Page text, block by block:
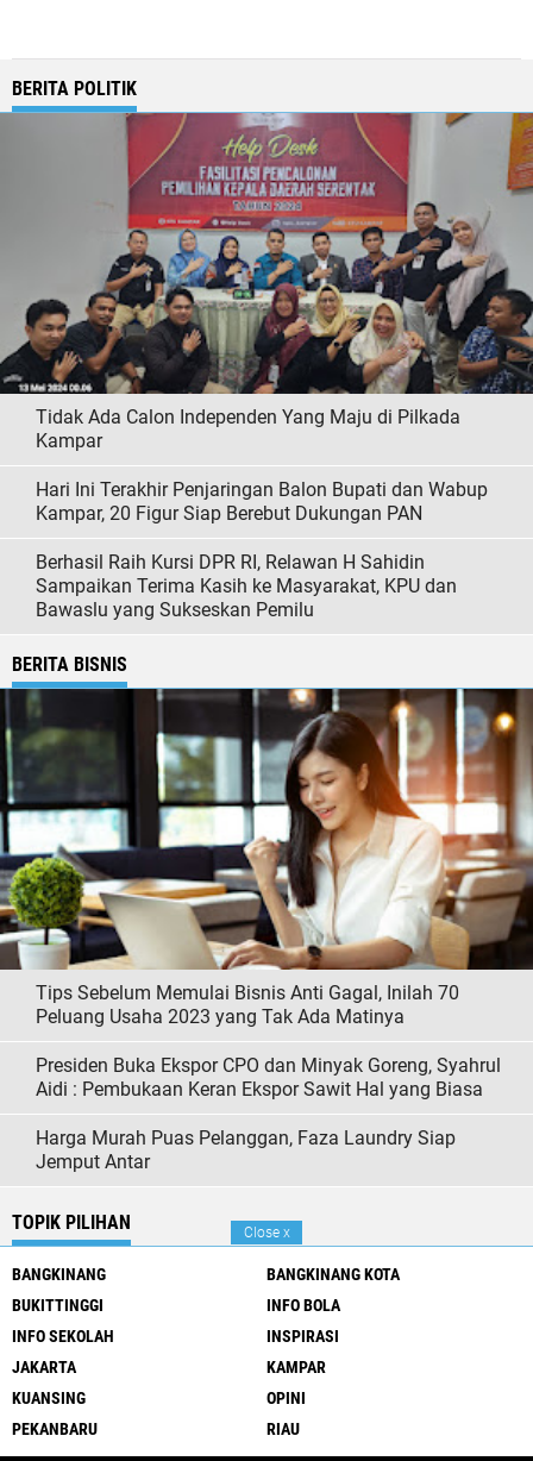
BERITA POLITIK
Tidak Ada Calon Independen Yang Maju di Pilkada
Kampar
Hari Ini Terakhir Penjaringan Balon Bupati dan Wabup
Kampar, 20 Figur Siap Berebut Dukungan PAN
Berhasil Raih Kursi DPR RI, Relawan H Sahidin
Sampaikan Terima Kasih ke Masyarakat, KPU dan
Bawaslu yang Sukseskan Pemilu
BERITA BISNIS
Tips Sebelum Memulai Bisnis Anti Gagal, Inilah 70
Peluang Usaha 2023 yang Tak Ada Matinya
Presiden Buka Ekspor CPO dan Minyak Goreng, Syahrul
Aidi : Pembukaan Keran Ekspor Sawit Hal yang Biasa
Harga Murah Puas Pelanggan, Faza Laundry Siap
Jemput Antar
TOPIK PILIHAN
BANGKINANG
BANGKINANG KOTA
BUKITTINGGI
INFO BOLA
INFO SEKOLAH
INSPIRASI
JAKARTA
KAMPAR
KUANSING
OPINI
PEKANBARU
RIAU
Close x